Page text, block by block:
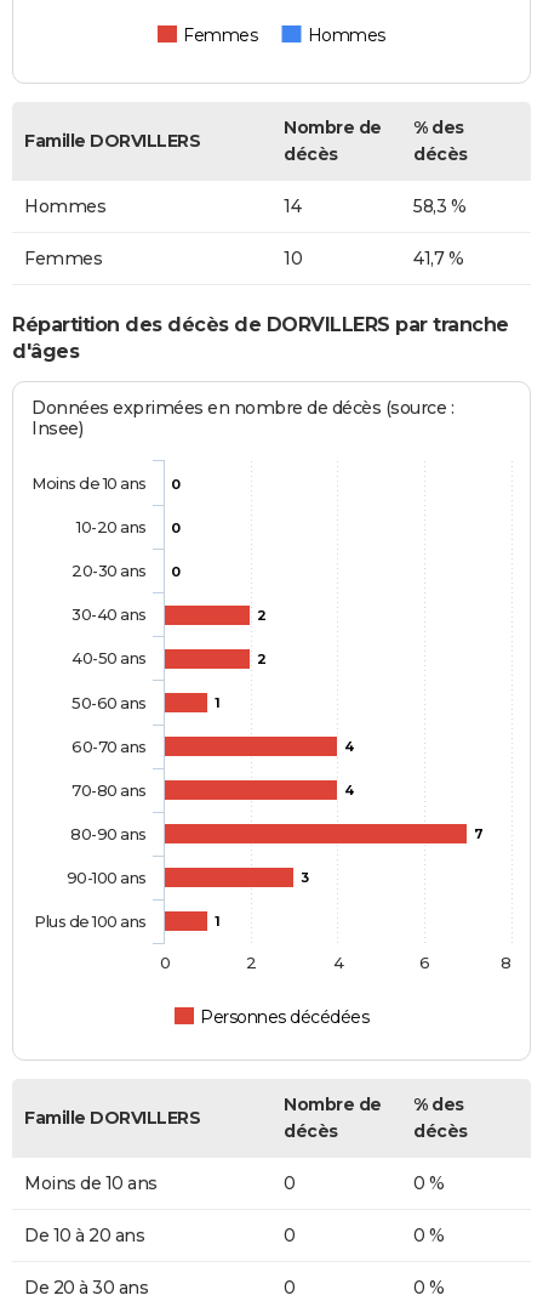
Femmes Hommes
Famille DORVILLERS
Nombre de
décès
% des
décès
Hommes 14 58,3 %
Femmes 10 41,7 %
Répartition des décès de DORVILLERS par tranche
d'âges
Données exprimées en nombre de décès (source :
Insee)
0
0
0
2
2
1
4
4
7
3
1
Personnes décédées
Moins de 10 ans
10-20 ans
20-30 ans
30-40 ans
40-50 ans
50-60 ans
60-70 ans
70-80 ans
80-90 ans
90-100 ans
Plus de 100 ans
0 2 4 6 8
Famille DORVILLERS
Nombre de
décès
% des
décès
Moins de 10 ans 0 0 %
De 10 à 20 ans 0 0 %
De 20 à 30 ans 0 0 %